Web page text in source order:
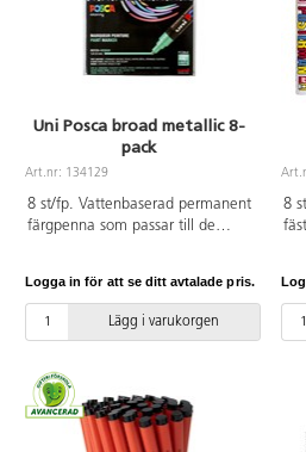
Uni Posca broad metallic 8-
pack
Art.nr: 134129
8 st/fp. Vattenbaserad permanent
färgpenna som passar till de
metallicfärger: lila, rosa, röd,
grön, blå, brons, silver och guld.
Linjebredd 2,5 mm.
Logga in för att se ditt avtalade pris.
Lägg i varukorgen
8